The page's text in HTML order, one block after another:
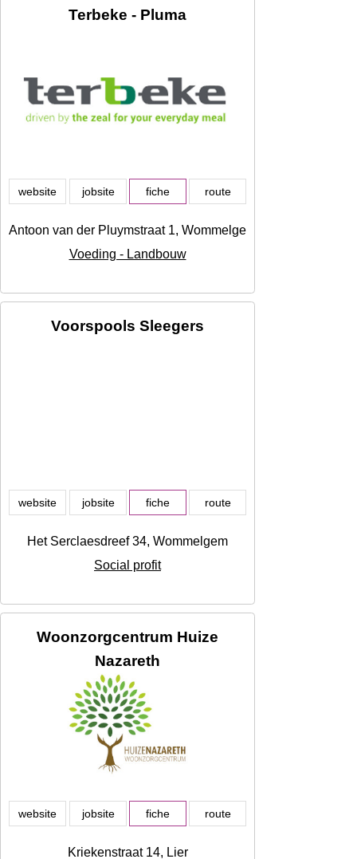
Terbeke - Pluma
website jobsite fiche route
Antoon van der Pluymstraat 1, Wommelgem
Voeding - Landbouw
Voorspools Sleegers
website jobsite fiche route
Het Serclaesdreef 34, Wommelgem
Social profit
Woonzorgcentrum Huize
Nazareth
website jobsite fiche route
Kriekenstraat 14, Lier